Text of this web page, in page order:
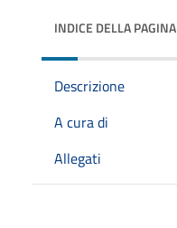
INDICE DELLA PAGINA
Descrizione
A cura di
Allegati